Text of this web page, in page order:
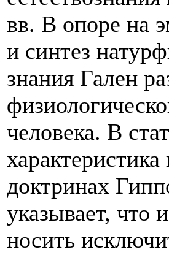
вв. В опоре на
и синтез
знания Гален
человека. В
доктринах
указывает, что
носить